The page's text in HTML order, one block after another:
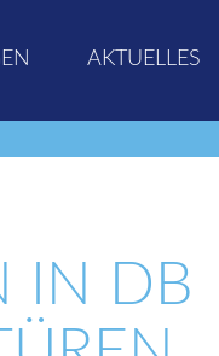
AKTUELLES
DB 7